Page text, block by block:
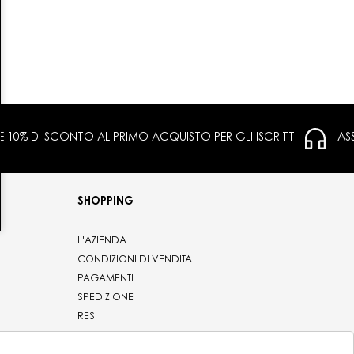
E 10% DI SCONTO AL PRIMO ACQUISTO PER GLI ISCRITTI
SHOPPING
L'AZIENDA
CONDIZIONI DI VENDITA
PAGAMENTI
SPEDIZIONE
RESI